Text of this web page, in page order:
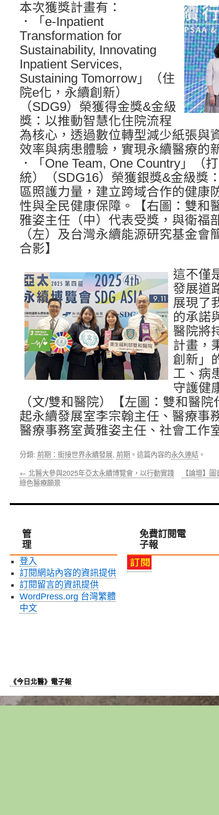
本次獲獎計畫有：
．「e-Inpatient
Transformation for
Sustainability, Innovating
Inpatient Services,
Sustaining Tomorrow」（住
院e化，永續創新）
（SDG9）榮獲得金獎&金級
獎：以推動智慧化住院流程
為核心，透過數位轉型減少紙張與
效率與病患體驗，實現永續醫療的
．「One Team, One Country」（
統）（SDG16）榮獲銀獎&金級獎
區照護力量，建立跨域合作的健康
性與全民健康保障。【右圖：雙和
雅姿主任（中）代表受獎，與衛福
（左）及台灣永續能源研究基金會
合影】
這不僅
發展道
展現了
的承諾
醫院將
計畫，
創新」
工、病
守護健
（文/雙和醫院）【左圖：雙和醫
起永續發展室李宗翰主任、醫療事
醫療事務室黃雅姿主任、社會工作
分類: 前期：銜接世界永續發展, 前期 。這篇內容的永久連結 。
← 北醫大參與2025年亞太永續博覽會，以行動實踐
綠色醫療願景
【論壇】
管
理
登入
訂閱網站內容的資訊提供
訂閱留言的資訊提供
WordPress.org 台灣繁體
中文
免費訂閱電
子報
《今日北醫》電子報